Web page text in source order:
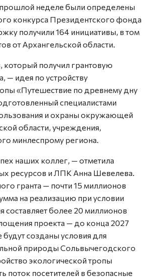
неделе были определены
конкурса Президентского фонда
получили 164 инициативы, в том
от Архангельской области.
который получил грантовую
идея по устройству
«Путешествие по древнему дну
специалистами
и охраны окружающей
области, учреждения,
минлеспрому региона.
наших коллег, — отметила
ресурсов и ЛПК Анна Шевелева.
гранта — почти 15 миллионов
на реализацию при условии
составляет более 20 миллионов
проекта — до конца 2027
будут созданы условия для
природы Сольвычегодского
экологической тропы
поток посетителей в безопасные